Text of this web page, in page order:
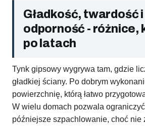
Gładkość, twardość i
odporność - różnice,
po latach
Tynk gipsowy wygrywa tam, gdzie
gładkiej ściany. Po dobrym
powierzchnię, którą łatwo
W wielu domach pozwala
późniejsze szpachlowanie, choć nie